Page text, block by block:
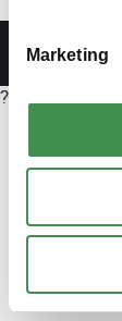
Marketing
?>